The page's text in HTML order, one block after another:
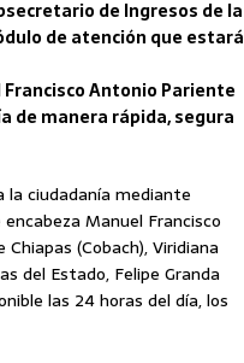
de Ingresos de la
de atención que estará
Antonio Pariente
de manera rápida, segura
la ciudadanía mediante
Manuel Francisco
(Cobach), Viridiana
del Estado, Felipe Granda
las 24 horas del día, los